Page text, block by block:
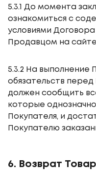
5.3.1 До момента
ознакомиться с
условиями
Продавцом на
5.3.2 На выполнение
обязательств
должен сообщить
которые
Покупателя, и
Покупателю
6. Возврат